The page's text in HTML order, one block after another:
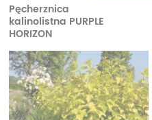
Pęcherznica
kalinolistna PURPLE
HORIZON